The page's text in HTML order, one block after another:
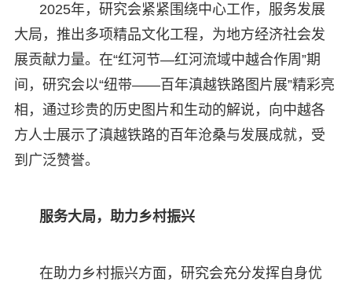
2025年，研究会紧紧围绕中心工作，服务发展
大局，推出多项精品文化工程，为地方经济社会发
展贡献力量。在“红河节—红河流域中越合作周”期
间，研究会以“纽带——百年滇越铁路图片展”精彩亮
相，通过珍贵的历史图片和生动的解说，向中越各
方人士展示了滇越铁路的百年沧桑与发展成就，受
到广泛赞誉。
服务大局，助力乡村振兴
在助力乡村振兴方面，研究会充分发挥自身优